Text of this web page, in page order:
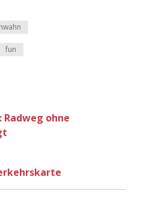
2017
2018
2020
2022
fun
Radweg ohne